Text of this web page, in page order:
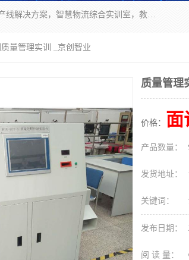
京创智业产品涵盖了多个领域，主要产品包括：工业4.0生产线解决方案，智慧物流综合实训室，教学设备与实验室建设，虚拟仿真实验室等。公司将秉持“创新、执着、诚信、共赢”的理念，以“将服务当作使命”为核心价值观，致力于为客户创造价值，与客户、合作伙伴和员工共同成长。
量管理实训 _京创智业
质量管理
价格： 面
产品数量：
发货地址：
关键词：
发布日期：
阅 读 量：